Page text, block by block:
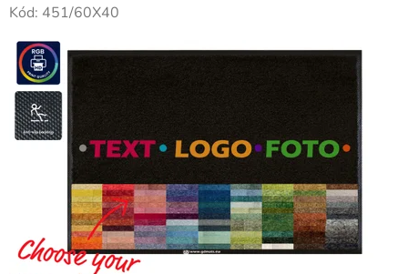
Kód: 451/60X40